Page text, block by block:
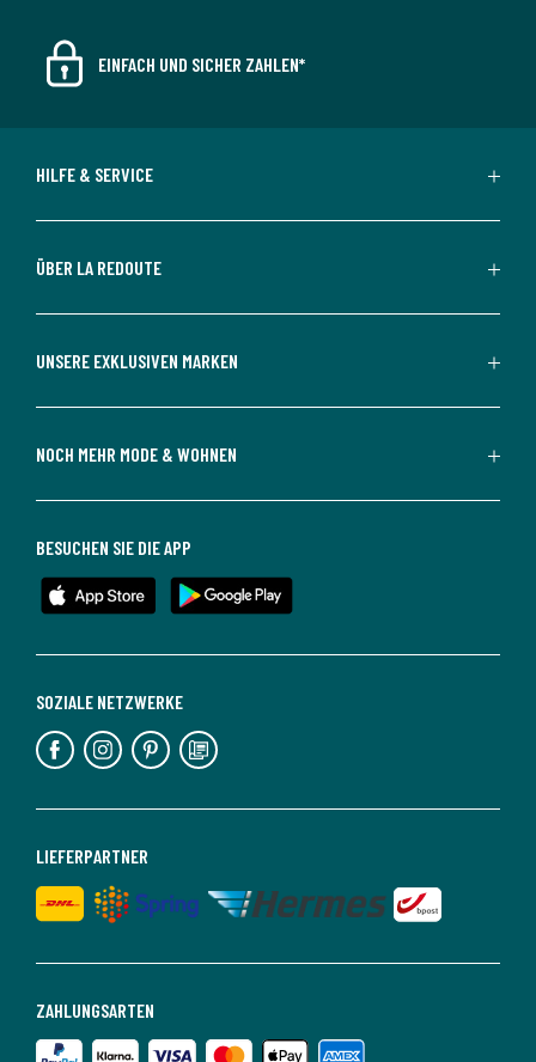
EINFACH UND SICHER ZAHLEN*
HILFE & SERVICE
ÜBER LA REDOUTE
UNSERE EXKLUSIVEN MARKEN
NOCH MEHR MODE & WOHNEN
ZAHLUNGSARTEN
LIEFERPARTNER
SOZIALE NETZWERKE
BESUCHEN SIE DIE APP